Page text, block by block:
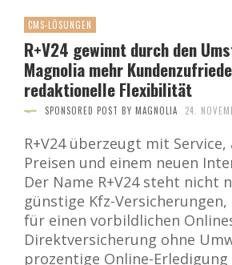
CMS-LÖSUNGEN
R+V24 gewinnt durch den
Magnolia mehr
redaktionelle Flexibilität
SPONSORED POST BY MAGNOLIA 24.
R+V24 überzeugt mit
Preisen und einem neuen
Der Name R+V24 steht nicht
günstige Kfz-
für einen vorbildlichen
Direktversicherung ohne
prozentige Online-